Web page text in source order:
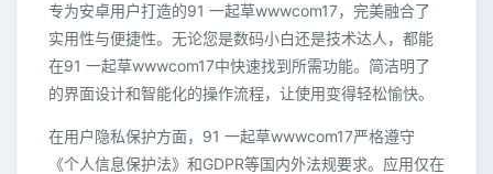
专为安卓用户打造的91 一起草wwwcom17，完美融合了
实用性与便捷性。无论您是数码小白还是技术达人，都能
在91 一起草wwwcom17中快速找到所需功能。简洁明了
的界面设计和智能化的操作流程，让使用变得轻松愉快。
在用户隐私保护方面，91 一起草wwwcom17严格遵守
《个人信息保护法》和GDPR等国内外法规要求。应用仅在